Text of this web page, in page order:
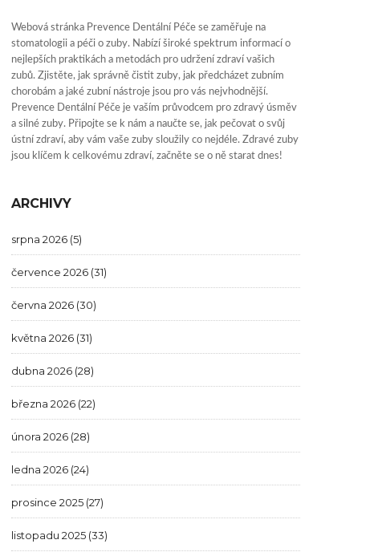
Webová stránka Prevence Dentální Péče se zaměřuje na
stomatologii a péči o zuby. Nabízí široké spektrum informací o
nejlepších praktikách a metodách pro udržení zdraví vašich
zubů. Zjistěte, jak správně čistit zuby, jak předcházet zubním
chorobám a jaké zubní nástroje jsou pro vás nejvhodnější.
Prevence Dentální Péče je vaším průvodcem pro zdravý úsměv
a silné zuby. Připojte se k nám a naučte se, jak pečovat o svůj
ústní zdraví, aby vám vaše zuby sloužily co nejdéle. Zdravé zuby
jsou klíčem k celkovému zdraví, začněte se o ně starat dnes!
ARCHIVY
srpna 2026 (5)
července 2026 (31)
června 2026 (30)
května 2026 (31)
dubna 2026 (28)
března 2026 (22)
února 2026 (28)
ledna 2026 (24)
prosince 2025 (27)
listopadu 2025 (33)